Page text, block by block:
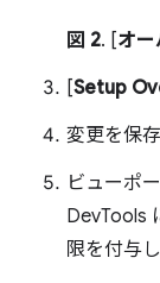
図 2. [オ
[Setup
変更を保
ビューポ
DevTools
限を付与し